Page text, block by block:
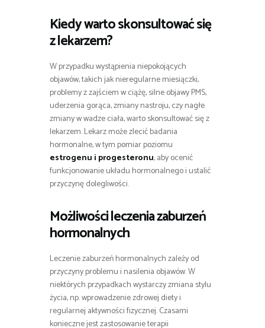
Kiedy warto skonsultować się
z lekarzem?
W przypadku wystąpienia niepokojących
objawów, takich jak nieregularne miesiączki,
problemy z zajściem w ciążę, silne objawy PMS,
uderzenia gorąca, zmiany nastroju, czy nagłe
zmiany w wadze ciała, warto skonsultować się z
lekarzem. Lekarz może zlecić badania
hormonalne, w tym pomiar poziomu
estrogenu i progesteronu, aby ocenić
funkcjonowanie układu hormonalnego i ustalić
przyczynę dolegliwości.
Możliwości leczenia zaburzeń
hormonalnych
Leczenie zaburzeń hormonalnych zależy od
przyczyny problemu i nasilenia objawów. W
niektórych przypadkach wystarczy zmiana stylu
życia, np. wprowadzenie zdrowej diety i
regularnej aktywności fizycznej. Czasami
konieczne jest zastosowanie terapii